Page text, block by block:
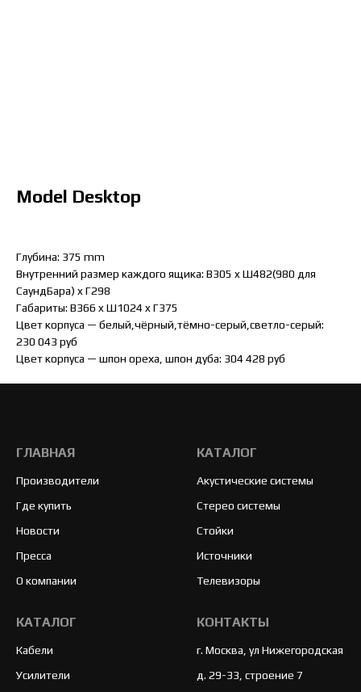
Model Desktop
Глубина: 375 mm
Внутренний размер каждого ящика: B305 x Ш482(980 для
СаундБара) x Г298
Габариты: B366 x Ш1024 x Г375
Цвет корпуса — белый,чёрный,тёмно-серый,светло-серый:
230 043 руб
Цвет корпуса — шпон ореха, шпон дуба: 304 428 руб
ГЛАВНАЯ
Производители
Где купить
Новости
Пресса
О компании
КАТАЛОГ
Акустические системы
Стерео системы
Стойки
Источники
Телевизоры
КАТАЛОГ
Кабели
Усилители
КОНТАКТЫ
г. Москва, ул Нижегородская
д. 29-33, строение 7